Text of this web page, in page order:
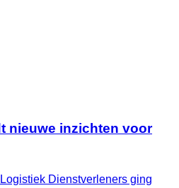
nieuwe inzichten voor
Dienstverleners ging